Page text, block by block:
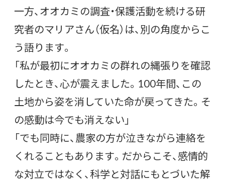
一方、オオカミの調査・保護活動を続ける研
究者のマリアさん（仮名）は、別の角度からこ
う語ります。
「私が最初にオオカミの群れの縄張りを確認
したとき、心が震えました。100年間、この
土地から姿を消していた命が戻ってきた。そ
の感動は今でも消えない」
「でも同時に、農家の方が泣きながら連絡を
くれることもあります。だからこそ、感情的
な対立ではなく、科学と対話にもとづいた解